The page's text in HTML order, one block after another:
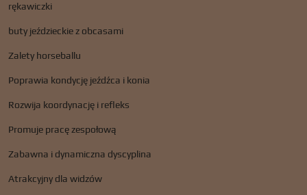
rękawiczki
buty jeździeckie z obcasami
Zalety horseballu
Poprawia kondycję jeźdźca i konia
Rozwija koordynację i refleks
Promuje pracę zespołową
Zabawna i dynamiczna dyscyplina
Atrakcyjny dla widzów